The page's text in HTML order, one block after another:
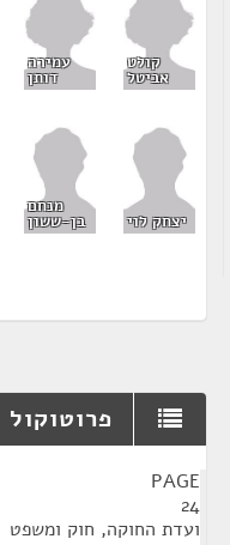
קולט
אביטל
עמירה
דותן
יצחק לוי
מנחם
בן-ששון
פרוטוקול
PAGE
24
ועדת החוקה, חוק ומשפט